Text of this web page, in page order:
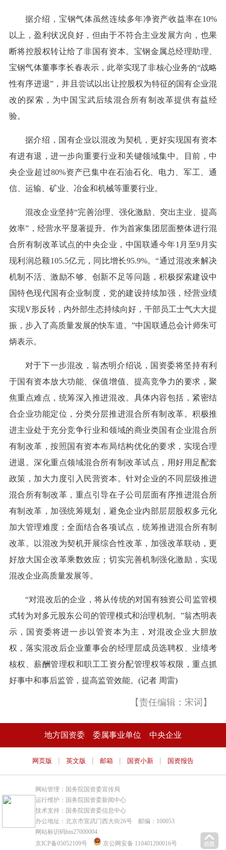
据介绍，宝钢气体虽然连续多年净资产收益率在10%
以上，盈利状况良好，但由于不符合主业发展方向，也果
断将控股权转让给了非国有资本。宝钢金属总经理助理、
宝钢气体董事李长春表示，此举实现了非核心业务的“战略
性有序进退”，并且尝试以出让控股权为特征的国有企业混
改的探索，为中国宝武后续混合所有制改革提供有益经
验。
据介绍，国有企业以混改为契机，更好实现国有资本
有进有退，进一步向重要行业和关键领域集中。目前，中
央企业超过80%资产已集中在石油石化、电力、军工、通
信、运输、矿业、冶金和机械等重要行业。
混改企业坚持“完善治理、强化激励、突出主业、提高
效率”，经营水平显著提升。作为首家集团层面整体进行混
合所有制改革试点的中央企业，中国联通今年1月至9月实
现利润总额105.5亿元，同比增长95.9%。“通过混改来解决
机制不活、激励不够、创新不足等问题，积极探索建设中
国特色现代国有企业制度，党的建设持续加强，经营业绩
实现V形反转，内外部生态持续向好，干部员工士气大大提
振，步入了高质量发展的快车道。”中国联通总会计师朱可
炳表示。
对于下一步混改，翁杰明介绍说，国资委将坚持有利
于国有资本放大功能、保值增值、提高竞争力的要求，聚
焦重点难点，统筹深入推进混改。具体内容包括，紧密结
合企业功能定位，分类分层推进混合所有制改革。积极推
进主业处于充分竞争行业和领域的商业类国有企业混合所
有制改革，按照国有资本布局结构优化的要求，实现合理
进退。深化重点领域混合所有制改革试点，用好用足配套
政策，加大力度引入民营资本。针对企业的不同层级推进
混合所有制改革，重点引导在子公司层面有序推进混合所
有制改革，加强统筹规划，避免企业内部层层股权多元化
加大管理难度；全面结合各项试点，统筹推进混合所有制
改革。以混改为契机开展综合性改革，加强改革联动，更
好放大国企改革乘数效应；切实完善机制强化激励，实现
混改企业高质量发展等。
“对混改后的企业，将从传统的对国有独资公司监管模
式转为对多元股东公司的管理模式和治理机制。”翁杰明表
示，国资委将进一步以管资本为主，对混改企业大胆放
权，落实混改后企业董事会的经理层成员选聘权、业绩考
核权、薪酬管理权和职工工资分配管理权等权限，重点抓
好事中和事后监管，提高监管效能。(记者 周雷)
【责任编辑：宋词】
地方国资委 委属事业单位 中央企业
网页版 | 英文版 | 邮箱 | 国资小新 | 国资报告
网站管理：国务院国资委宣传局
运行维护：国务院国资委新闻中心
技术支持：国务院国资委信息中心
办公地址：北京市宣武门西大街26号 邮编：100053
网站标识码bm27000004
京ICP备05052109号
京公网安备 110401200016号